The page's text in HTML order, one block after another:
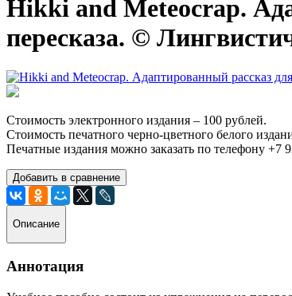
Hikki and Meteocrap.
пересказа. ©
Стоимость электронного издания – 100 рублей.
Стоимость печатного черно-цветного белого
Печатные издания можно заказать по телефону +7
Добавить в сравнение
Описание
Аннотация